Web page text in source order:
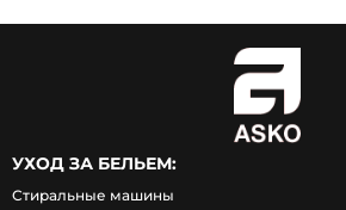
УХОД ЗА БЕЛЬЕМ:
Стиральные машины